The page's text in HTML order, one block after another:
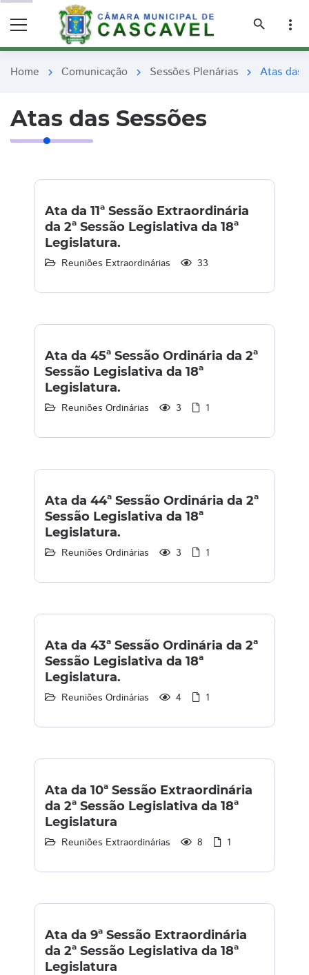
search
more_vert
Home chevron_right Comunicação chevron_right Sessões Plenárias chevron_right Atas das
Atas das Sessões
Ata da 11ª Sessão Extraordinária
da 2ª Sessão Legislativa da 18ª
Legislatura.
Reuniões Extraordinárias 33
Ata da 45ª Sessão Ordinária da 2ª
Sessão Legislativa da 18ª
Legislatura.
Reuniões Ordinárias 3 1
Ata da 44ª Sessão Ordinária da 2ª
Sessão Legislativa da 18ª
Legislatura.
Reuniões Ordinárias 3 1
Ata da 43ª Sessão Ordinária da 2ª
Sessão Legislativa da 18ª
Legislatura.
Reuniões Ordinárias 4 1
Ata da 10ª Sessão Extraordinária
da 2ª Sessão Legislativa da 18ª
Legislatura
Reuniões Extraordinárias 8 1
Ata da 9ª Sessão Extraordinária
da 2ª Sessão Legislativa da 18ª
Legislatura